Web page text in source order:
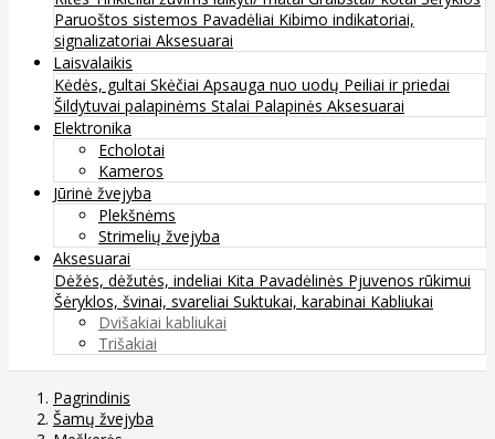
Paruoštos sistemos Pavadėliai Kibimo indikatoriai,
signalizatoriai Aksesuarai
Laisvalaikis
Kėdės, gultai Skėčiai Apsauga nuo uodų Peiliai ir priedai
Šildytuvai palapinėms Stalai Palapinės Aksesuarai
Elektronika
Echolotai
Kameros
Jūrinė žvejyba
Plekšnėms
Strimelių žvejyba
Aksesuarai
Dėžės, dėžutės, indeliai Kita Pavadėlinės Pjuvenos rūkimui
Šėryklos, švinai, svareliai Suktukai, karabinai Kabliukai
Dvišakiai kabliukai
Trišakiai
Pagrindinis
Šamų žvejyba